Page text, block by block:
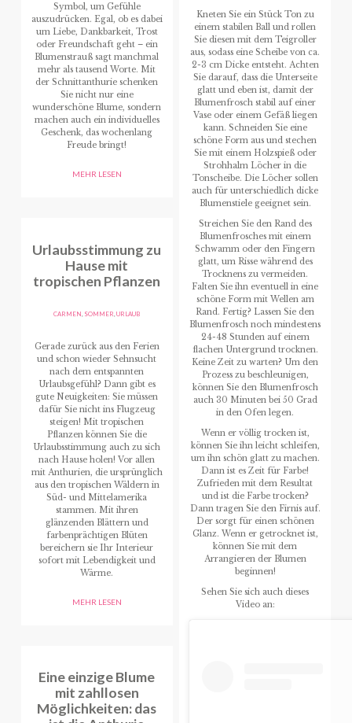
Symbol, um Gefühle
auszudrücken. Egal, ob es dabei
um Liebe, Dankbarkeit, Trost
oder Freundschaft geht – ein
Blumenstrauß sagt manchmal
mehr als tausend Worte. Mit
der Schnittanthurie schenken
Sie nicht nur eine
wunderschöne Blume, sondern
machen auch ein individuelles
Geschenk, das wochenlang
Freude bringt!
MEHR LESEN
Urlaubsstimmung zu
Hause mit
tropischen Pflanzen
CARMEN SOMMER ,URLAUB
Gerade zurück aus den Ferien
und schon wieder Sehnsucht
nach dem entspannten
Urlaubsgefühl? Dann gibt es
gute Neuigkeiten: Sie müssen
dafür Sie nicht ins Flugzeug
steigen! Mit tropischen
Pflanzen können Sie die
Urlaubsstimmung auch zu sich
nach Hause holen! Vor allen
mit Anthurien, die ursprünglich
aus den tropischen Wäldern in
Süd- und Mittelamerika
stammen. Mit ihren
glänzenden Blättern und
farbenprächtigen Blüten
bereichern sie Ihr Interieur
sofort mit Lebendigkeit und
Wärme.
MEHR LESEN
Eine einzige Blume
mit zahllosen
Möglichkeiten: das
Kneten Sie ein Stück Ton zu
einem stabilen Ball und rollen
Sie diesen mit dem Teigroller
aus, sodass eine Scheibe von ca.
2-3 cm Dicke entsteht. Achten
Sie darauf, dass die Unterseite
glatt und eben ist, damit der
Blumenfrosch stabil auf einer
Vase oder einem Gefäß liegen
kann. Schneiden Sie eine
schöne Form aus und stechen
Sie mit einem Holzspieß oder
Strohhalm Löcher in die
Tonscheibe. Die Löcher sollen
auch für unterschiedlich dicke
Blumenstiele geeignet sein.
Streichen Sie den Rand des
Blumenfrosches mit einem
Schwamm oder den Fingern
glatt, um Risse während des
Trocknens zu vermeiden.
Falten Sie ihn eventuell in eine
schöne Form mit Wellen am
Rand. Fertig? Lassen Sie den
Blumenfrosch noch mindestens
24-48 Stunden auf einem
flachen Untergrund trocknen.
Keine Zeit zu warten? Um den
Prozess zu beschleunigen,
können Sie den Blumenfrosch
auch 30 Minuten bei 50 Grad
in den Ofen legen.
Wenn er völlig trocken ist,
können Sie ihn leicht schleifen,
um ihn schön glatt zu machen.
Dann ist es Zeit für Farbe!
Zufrieden mit dem Resultat
und ist die Farbe trocken?
Dann tragen Sie den Firnis auf.
Der sorgt für einen schönen
Glanz. Wenn er getrocknet ist,
können Sie mit dem
Arrangieren der Blumen
beginnen!
Sehen Sie sich auch dieses
Video an: